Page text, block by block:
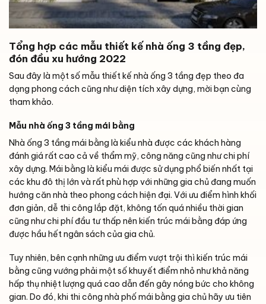
Tổng hợp các mẫu thiết kế nhà ống 3 tầng đẹp,
đón đầu xu hướng 2022
Sau đây là một số mẫu thiết kế nhà ống 3 tầng đẹp theo đa
dạng phong cách cũng như diện tích xây dựng, mời bạn cùng
tham khảo.
Mẫu nhà ống 3 tầng mái bằng
Nhà ống 3 tầng mái bằng là kiểu nhà được các khách hàng
đánh giá rất cao cả về thẩm mỹ, công năng cũng như chi phí
xây dựng. Mái bằng là kiểu mái được sử dụng phổ biến nhất tại
các khu đô thị lớn và rất phù hợp với những gia chủ đang muốn
hướng căn nhà theo phong cách hiện đại. Với ưu điểm hình khối
đơn giản, dễ thi công lắp đặt, không tốn quá nhiều thời gian
cũng như chi phí đầu tư thấp nên kiến trúc mái bằng đáp ứng
được hầu hết ngân sách của gia chủ.
Tuy nhiên, bên cạnh những ưu điểm vượt trội thì kiến trúc mái
bằng cũng vướng phải một số khuyết điểm nhỏ như khả năng
hấp thụ nhiệt lượng quá cao dẫn đến gây nóng bức cho không
gian. Do đó, khi thi công nhà phố mái bằng gia chủ hãy ưu tiên